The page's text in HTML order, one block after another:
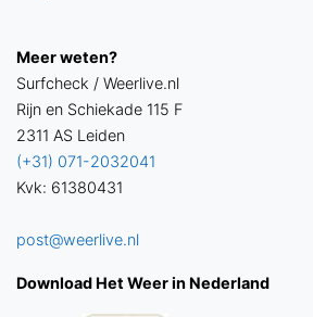
Meer weten?
Surfcheck / Weerlive.nl
Rijn en Schiekade 115 F
2311 AS Leiden
(+31) 071-2032041
Kvk: 61380431
post@weerlive.nl
Download Het Weer in Nederland